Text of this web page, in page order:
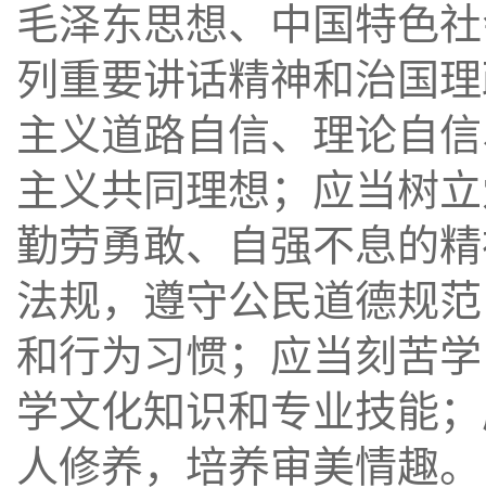
毛泽东思想、中国特色
列重要讲话精神和治国
主义道路自信、理论自
主义共同理想；应当树
勤劳勇敢、自强不息的
法规，遵守公民道德规
和行为习惯；应当刻苦
学文化知识和专业技能
人修养，培养审美情趣。